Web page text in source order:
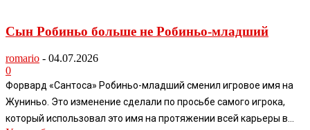
Сын Робиньо больше не Робиньо-младший
romario - 04.07.2026
0
Форвард «Сантоса» Робиньо-младший сменил игровое имя на
Жуниньо. Это изменение сделали по просьбе самого игрока,
который использовал это имя на протяжении всей карьеры в...